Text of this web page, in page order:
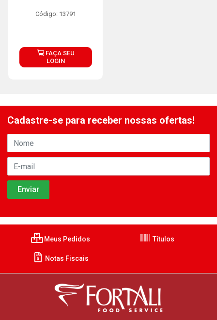
Código: 13791
FAÇA SEU
LOGIN
Cadastre-se para receber nossas ofertas!
Meus Pedidos Títulos
Notas Fiscais